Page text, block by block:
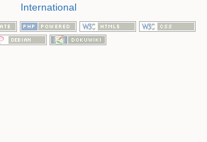
International